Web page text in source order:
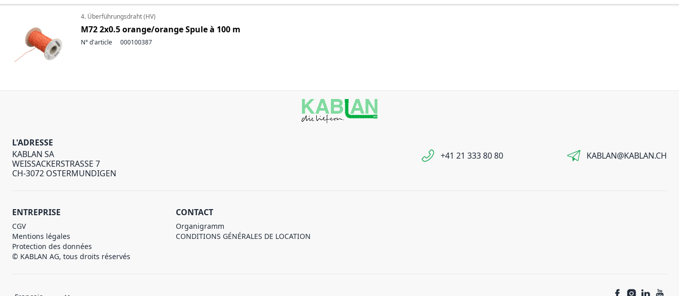
4. Überführungsdraht (HV)
M72 2x0.5 orange/orange Spule à 100 m
N° d'article 000100387
L'ADRESSE
KABLAN SA
WEISSACKERSTRASSE 7
CH-3072 OSTERMUNDIGEN
+41 21 333 80 80 KABLAN@KABLAN.CH
ENTREPRISE
CGV
Mentions légales
Protection des données
© KABLAN AG, tous droits réservés
CONTACT
Organigramm
CONDITIONS GÉNÉRALES DE LOCATION